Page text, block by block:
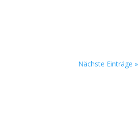
Nächste Einträge »